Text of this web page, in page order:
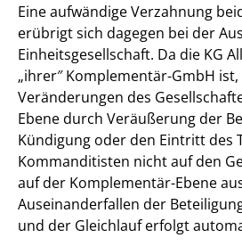
Eine aufwändige Verzahnung
erübrigt sich dagegen bei der
Einheitsgesellschaft. Da die KG
„ihrer″ Komplementär-GmbH
Veränderungen des
Ebene durch Veräußerung der
Kündigung oder den Eintritt des
Kommanditisten nicht auf den
auf der Komplementär-Ebene
Auseinanderfallen der
und der Gleichlauf erfolgt